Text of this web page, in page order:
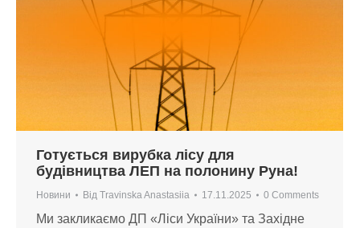
Готується вирубка лісу для
будівництва ЛЕП на полонину Руна!
Новини Від Travinska Anastasiia 17.11.2025 0 Comments
Ми закликаємо ДП «Ліси України» та Західне